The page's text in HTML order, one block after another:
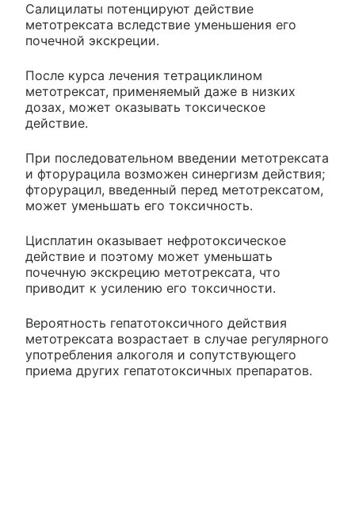
Салицилаты потенцируют действие
метотрексата вследствие уменьшения его
почечной экскреции.
После курса лечения тетрациклином
метотрексат, применяемый даже в низких
дозах, может оказывать токсическое
действие.
При последовательном введении метотрексата
и фторурацила возможен синергизм действия;
фторурацил, введенный перед метотрексатом,
может уменьшать его токсичность.
Цисплатин оказывает нефротоксическое
действие и поэтому может уменьшать
почечную экскрецию метотрексата, что
приводит к усилению его токсичности.
Вероятность гепатотоксичного действия
метотрексата возрастает в случае регулярного
употребления алкоголя и сопутствующего
приема других гепатотоксичных препаратов.